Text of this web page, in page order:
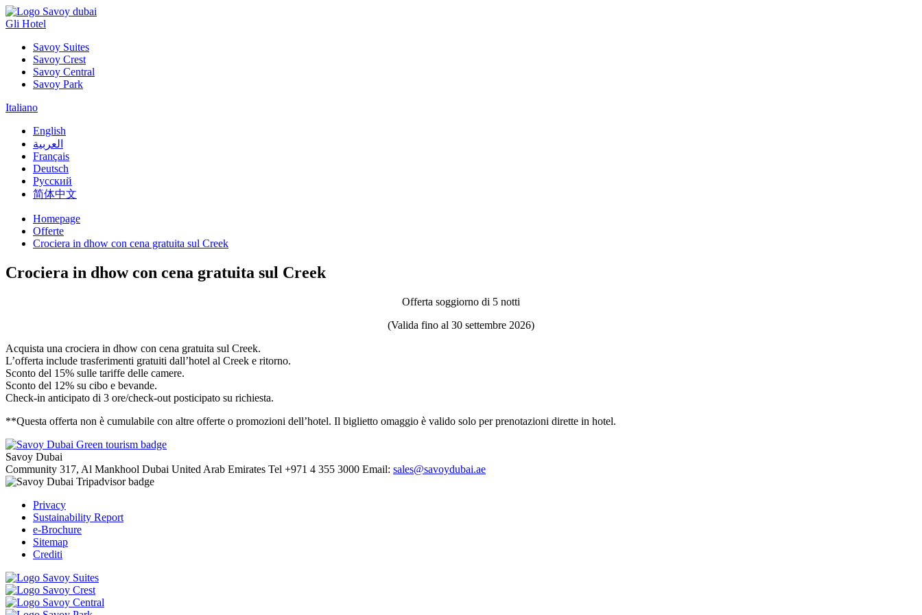
Gli Hotel
Savoy Suites
Savoy Crest
Savoy Central
Savoy Park
Italiano
English
العربية
Français
Deutsch
Русский
简体中文
Homepage
Offerte
Crociera in dhow con cena gratuita sul Creek
Crociera in dhow con cena gratuita sul Creek
Offerta soggiorno di 5 notti
(Valida fino al 30 settembre 2026)
Acquista una crociera in dhow con cena gratuita sul Creek.
L’offerta include trasferimenti gratuiti dall’hotel al Creek e ritorno.
Sconto del 15% sulle tariffe delle camere.
Sconto del 12% su cibo e bevande.
Check-in anticipato di 3 ore/check-out posticipato su richiesta.
**Questa offerta non è cumulabile con altre offerte o promozioni dell’hotel. Il biglietto omaggio è valido solo per prenotazioni dirette in hotel.
Savoy Dubai
Community 317, Al Mankhool Dubai United Arab Emirates Tel +971 4 355 3000 Email: sales@savoydubai.ae
Privacy
Sustainability Report
e-Brochure
Sitemap
Crediti